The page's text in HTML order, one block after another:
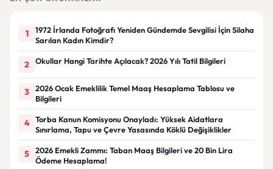
1
1972 İrlanda Fotoğrafı Yeniden Gündemde Sevgilisi İçin Silaha
Sarılan Kadın Kimdir?
2 Okullar Hangi Tarihte Açılacak? 2026 Yılı Tatil Bilgileri
3
2026 Ocak Emeklilik Temel Maaş Hesaplama Tablosu ve
Bilgileri
4
Torba Kanun Komisyonu Onayladı: Yüksek Aidatlara
Sınırlama, Tapu ve Çevre Yasasında Köklü Değişiklikler
5
2026 Emekli Zammı: Taban Maaş Bilgileri ve 20 Bin Lira
Ödeme Hesaplama!